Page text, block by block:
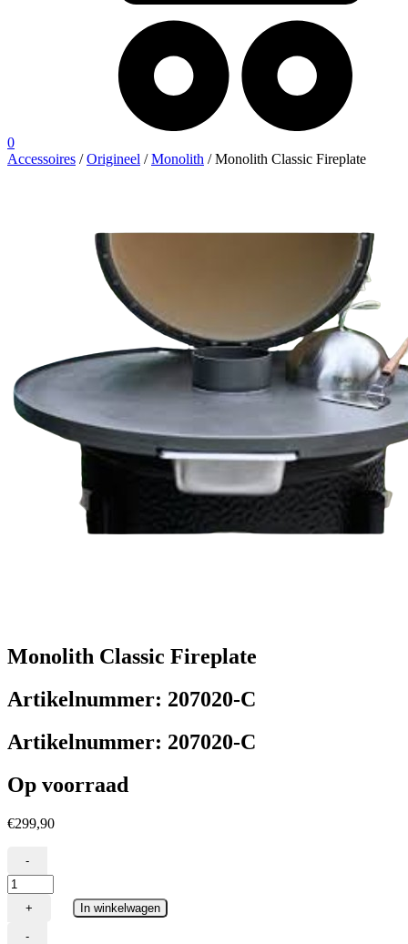
0
Accessoires /Origineel /Monolith / Monolith Classic Fireplate
Monolith Classic Fireplate
Artikelnummer: 207020-C
Artikelnummer: 207020-C
Op voorraad
€299,90
-
Monolith
Classic
Fireplate
+ In winkelwagen
-